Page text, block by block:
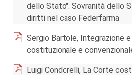
dello Stato". Sovranità dello
diritti nel caso Federfarma
Sergio Bartole, Integrazione
costituzionale e
Luigi Condorelli, La Corte